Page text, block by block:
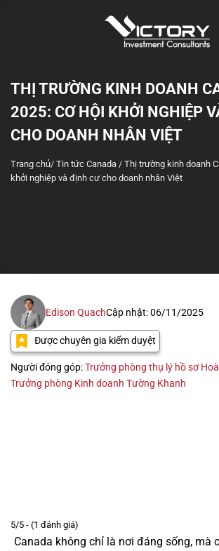
THỊ TRƯỜNG KINH DOANH
2025: CƠ HỘI KHỞI NGHIỆP
CHO DOANH NHÂN VIỆT
Trang chủ/ Tin tức Canada / Thị trường kinh doanh
khởi nghiệp và định cư cho doanh nhân Việt
Edison QuachCập nhật: 06/11/2025
Được chuyên gia kiểm duyệt
Người đóng góp:Trưởng phòng thụ lý hồ sơ
Trưởng phòng Kinh doanh Tường Khanh
5/5 - (1 đánh giá)
Canada không chỉ là nơi đáng sống, mà